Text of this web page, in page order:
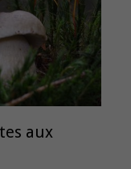
aux